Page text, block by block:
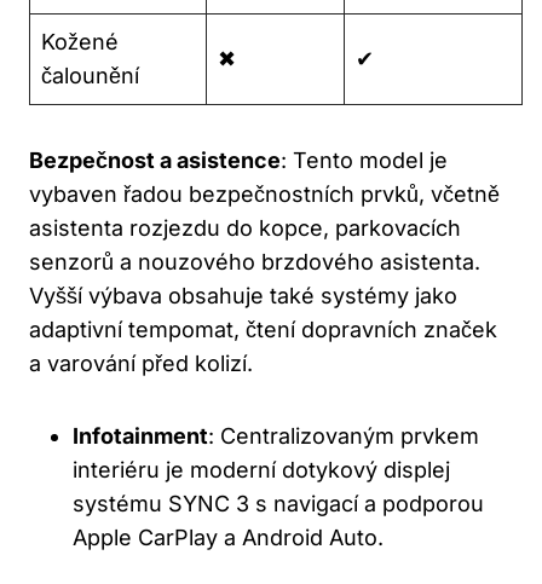
Kožené
čalounění
✖ ✔
Bezpečnost a asistence: Tento model je
vybaven řadou bezpečnostních prvků, včetně
asistenta rozjezdu do kopce, parkovacích
senzorů a nouzového brzdového asistenta.
Vyšší výbava obsahuje také systémy jako
adaptivní tempomat, čtení dopravních značek
a varování před kolizí.
Infotainment: Centralizovaným prvkem
interiéru je moderní dotykový displej
systému SYNC 3 s navigací a podporou
Apple CarPlay a Android Auto.